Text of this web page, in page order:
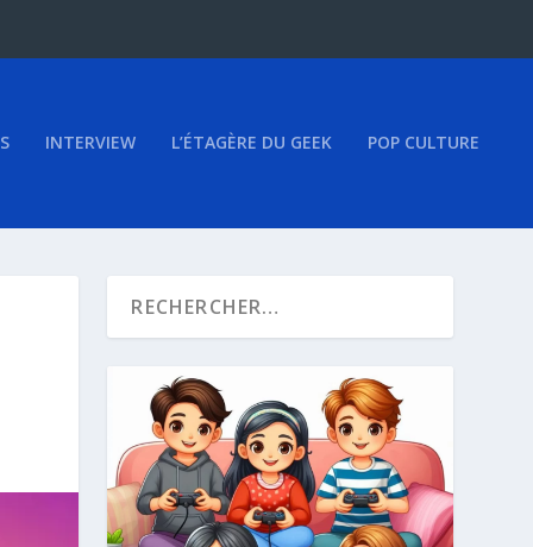
INTERVIEW L’ÉTAGÈRE DU GEEK POP CULTURE